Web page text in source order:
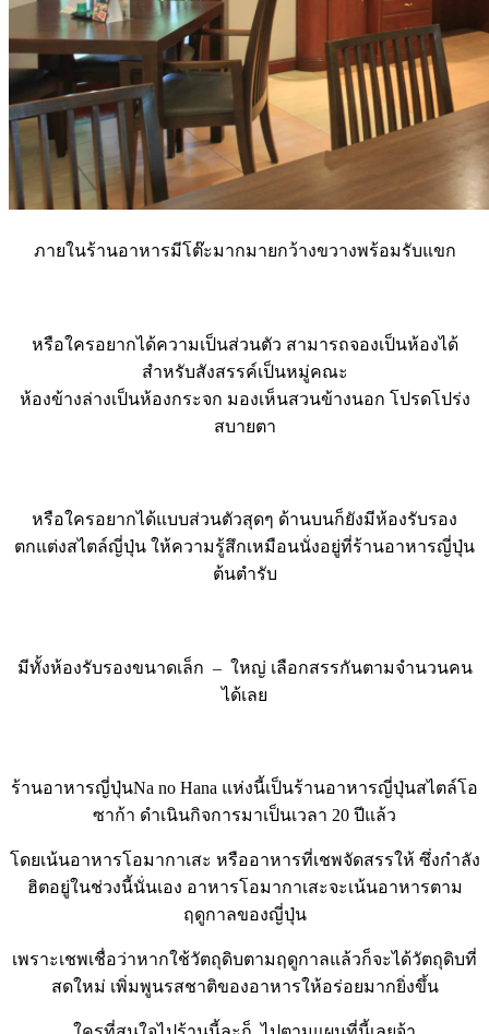
ภายในร้านอาหารมีโต๊ะมากมายกว้างขวางพร้อมรับแขก
หรือใครอยากได้ความเป็นส่วนตัว สามารถจองเป็นห้องได้
สำหรับสังสรรค์เป็นหมู่คณะ
ห้องข้างล่างเป็นห้องกระจก มองเห็นสวนข้างนอก โปรดโปร่ง
สบายตา
หรือใครอยากได้แบบส่วนตัวสุดๆ ด้านบนก็ยังมีห้องรับรอง
ตกแต่งสไตล์ญี่ปุ่น ให้ความรู้สึกเหมือนนั่งอยู่ที่ร้านอาหารญี่ปุ่น
ต้นตำรับ
มีทั้งห้องรับรองขนาดเล็ก – ใหญ่ เลือกสรรกันตามจำนวนคน
ได้เลย
ร้านอาหารญี่ปุ่นNa no Hana แห่งนี้เป็นร้านอาหารญี่ปุ่นสไตล์โอ
ซาก้า ดำเนินกิจการมาเป็นเวลา 20 ปีแล้ว
โดยเน้นอาหารโอมากาเสะ หรืออาหารที่เชพจัดสรรให้ ซึ่งกำลัง
ฮิตอยู่ในช่วงนี้นั่นเอง อาหารโอมากาเสะจะเน้นอาหารตาม
ฤดูกาลของญี่ปุ่น
เพราะเชพเชื่อว่าหากใช้วัตถุดิบตามฤดูกาลแล้วก็จะได้วัตถุดิบที่
สดใหม่ เพิ่มพูนรสชาติของอาหารให้อร่อยมากยิ่งขึ้น